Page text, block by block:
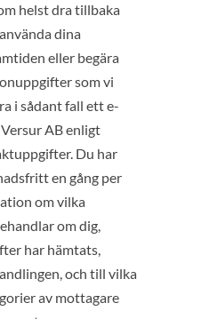
helst dra tillbaka
dina
eller begära
som vi
i sådant fall ett e-
AB enligt
Du har
en gång per
om vilka
om dig,
har hämtats,
och till vilka
av mottagare